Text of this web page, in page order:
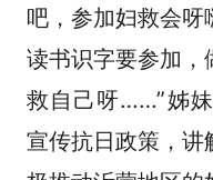
吧，参加妇救会呀
读书识字要参加，
救自己呀……”姊
宣传抗日政策，讲